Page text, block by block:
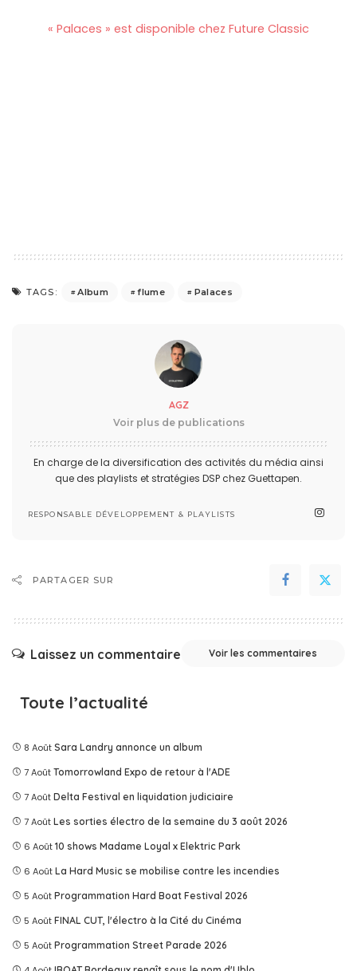
« Palaces » est disponible chez Future Classic
TAGS: Album flume Palaces
AGZ
Voir plus de publications
En charge de la diversification des activités du média ainsi
que des playlists et stratégies DSP chez Guettapen.
RESPONSABLE DÉVELOPPEMENT & PLAYLISTS
PARTAGER SUR
Laissez un commentaire Voir les commentaires
Toute l’actualité
8 Août Sara Landry annonce un album
7 Août Tomorrowland Expo de retour à l'ADE
7 Août Delta Festival en liquidation judiciaire
7 Août Les sorties électro de la semaine du 3 août 2026
6 Août 10 shows Madame Loyal x Elektric Park
6 Août La Hard Music se mobilise contre les incendies
5 Août Programmation Hard Boat Festival 2026
5 Août FINAL CUT, l'électro à la Cité du Cinéma
5 Août Programmation Street Parade 2026